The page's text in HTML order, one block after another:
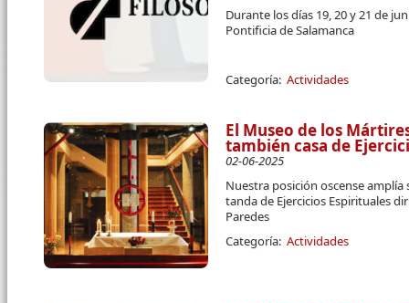
Durante los días 19, 20 y 21 de
Pontificia de Salamanca
Categoría: Actividades
El Museo de los
también casa de
02-06-2025
Nuestra posición oscense
tanda de Ejercicios Espirituales
Paredes
Categoría: Actividades